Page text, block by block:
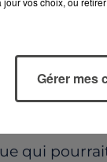
?
qui
Gérer mes